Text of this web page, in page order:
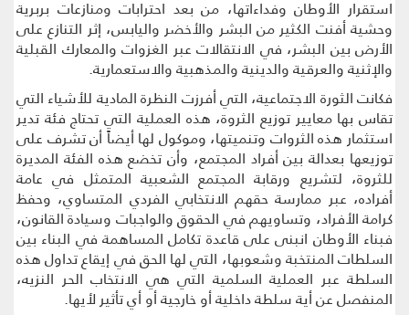
استقرار الأوطان وفداءاتها، من بعد احترابات ومنازعات بربرية
وحشية أفنت الكثير من البشر والأخضر واليابس، إثر التنازع على
الأرض بين البشر، في الانتقالات عبر الغزوات والمعارك القبلية
والإثنية والعرقية والدينية والمذهبية والاستعمارية.
فكانت الثورة الاجتماعية، التي أفرزت النظرة المادية للأشياء التي
تقاس بها معايير توزيع الثروة، هذه العملية التي تحتاج فئة تدير
استثمار هذه الثروات وتنميتها، وموكول لها أيضاً أن تشرف على
توزيعها بعدالة بين أفراد المجتمع، وأن تخضع هذه الفئة المديرة
للثروة، لتشريع ورقابة المجتمع الشعبية المتمثل في عامة
أفراده، عبر ممارسة حقهم الانتخابي الفردي المتساوي، وحفظ
كرامة الأفراد، وتساويهم في الحقوق والواجبات وسيادة القانون،
فبناء الأوطان انبنى على قاعدة تكامل المساهمة في البناء بين
السلطات المنتخبة وشعوبها، التي لها الحق في إيقاع تداول هذه
السلطة عبر العملية السلمية التي هي الانتخاب الحر النزيه،
المنفصل عن أية سلطة داخلية أو خارجية أو أي تأثير لأيها.